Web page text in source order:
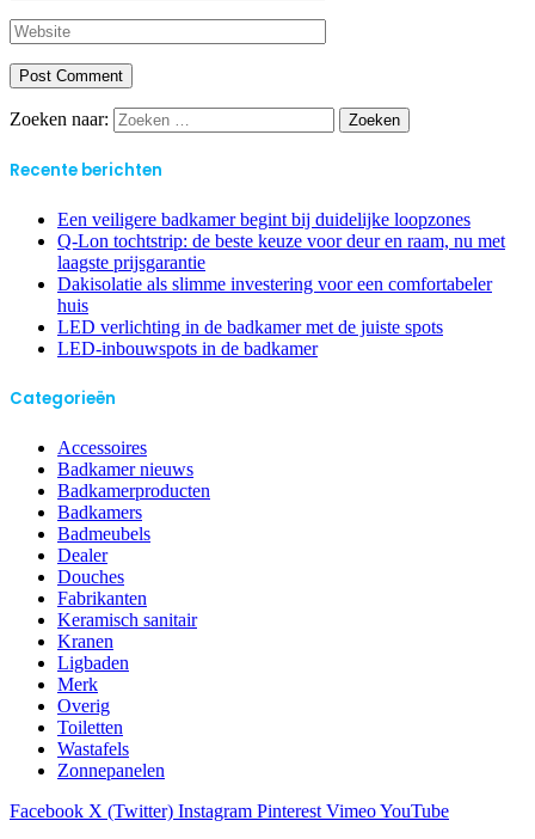
Zoeken naar:
Recente berichten
Een veiligere badkamer begint bij duidelijke loopzones
Q-Lon tochtstrip: de beste keuze voor deur en raam, nu met
laagste prijsgarantie
Dakisolatie als slimme investering voor een comfortabeler
huis
LED verlichting in de badkamer met de juiste spots
LED-inbouwspots in de badkamer
Categorieën
Accessoires
Badkamer nieuws
Badkamerproducten
Badkamers
Badmeubels
Dealer
Douches
Fabrikanten
Keramisch sanitair
Kranen
Ligbaden
Merk
Overig
Toiletten
Wastafels
Zonnepanelen
Facebook X (Twitter) Instagram Pinterest VimeoYouTube